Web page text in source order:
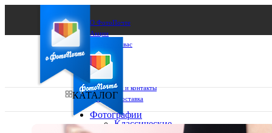
О ФотоПочте
Акции
Сделаем за вас
Бизнесу
FAQ
Франшиза
Поддержка и контакты
Оплата и доставка
КАТАЛОГ
Фотографии
Классические